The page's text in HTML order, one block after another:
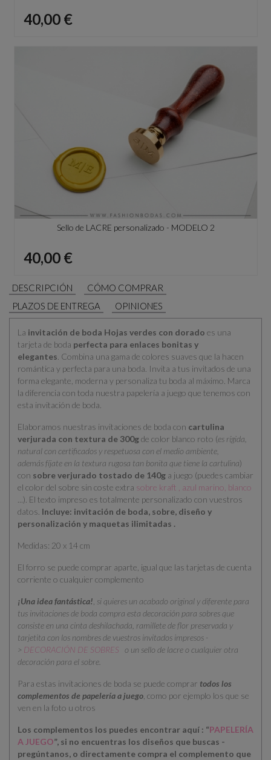
Precio
40,00 €
Sello de LACRE personalizado - MODELO 2
Precio
40,00 €
DESCRIPCIÓN
CÓMO COMPRAR
PLAZOS DE ENTREGA
OPINIONES
La invitación de boda Hojas verdes con dorado es una
tarjeta de boda perfecta para enlaces bonitas y
elegantes . Combina una gama de colores suaves que la hacen
romántica y perfecta para una boda. Invita a tus invitados de una
forma elegante, moderna y personaliza tu boda al máximo. Marca
la diferencia con toda nuestra papelería a juego que tenemos con
esta invitación de boda.
Elaboramos nuestras invitaciones de boda con cartulina
verjurada con textura de 300gde color blanco roto (es rígida,
natural con certificados y respetuosa con el medio ambiente,
además fíjate en la textura rugosa tan bonita que tiene la cartulina)
con sobre verjurado tostado de 140g a juego (puedes cambiar
el color del sobre sin coste extra sobre kraft , azul marino, blanco
...). El texto impreso es totalmente personalizado con vuestros
datos. Incluye: invitación de boda, sobre, diseño y
personalización y maquetas ilimitadas .
Medidas: 20 x 14 cm
El forro se puede comprar aparte, igual que las tarjetas de cuenta
corriente o cualquier complemento
¡Una idea fantástica! si quieres un acabado original y diferente para
tus invitaciones de boda compra esta decoración para sobres que
consiste en una cinta deshilachada, ramillete de flor preservada y
tarjetita con los nombres de vuestros invitados impresos -
> DECORACIÓN DE SOBRES o un sello de lacre o cualquier otra
decoración para el sobre.
Para estas invitaciones de boda se puede comprar todos los
complementos de papelería a juego , como por ejemplo los que se
ven en la foto u otros
Los complementos los puedes encontrar aquí : “PAPELERÍA
A JUEGO”, si no encuentras los diseños que buscas -
pregúntanos, o directamente compra el complemento que